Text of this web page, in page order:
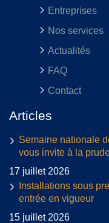
Entreprises
Nos services
Actualités
FAQ
Contact
Articles
Semaine nationale
vous invite à la
17 juillet 2026
Installations sous
entrée en vigueur
15 juillet 2026